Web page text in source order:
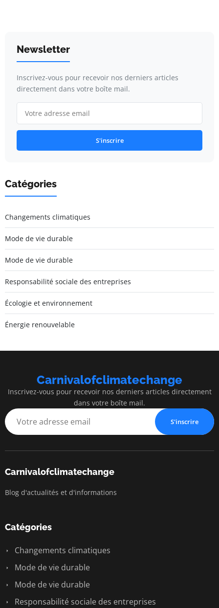
Newsletter
Inscrivez-vous pour recevoir nos derniers articles
directement dans votre boîte mail.
S'inscrire
Catégories
Changements climatiques
Mode de vie durable
Mode de vie durable
Responsabilité sociale des entreprises
Écologie et environnement
Énergie renouvelable
Carnivalofclimatechange
Inscrivez-vous pour recevoir nos derniers articles directement
dans votre boîte mail.
S'inscrire
Carnivalofclimatechange
Blog d'actualités et d'informations
Catégories
Changements climatiques
Mode de vie durable
Mode de vie durable
Responsabilité sociale des entreprises